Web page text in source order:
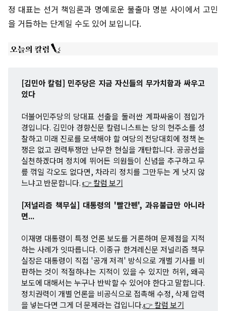
정 대표는 선거 책임론과 명예로운 불출마 명분 사이에서 고민
을 거듭하는 단계일 수도 있어 보입니다.
[김민아 칼럼] 민주당은 지금 자신들의 무가치함과 싸우고
있다
더불어민주당의 당대표 선출을 둘러싼 계파싸움이 점입가
경입니다. 김민아 경향신문 칼럼니스트는 당의 현주소를 성
찰하고 미래 진로를 모색해야 할 여당의 전당대회에 정책 논
쟁은 없고 권력투쟁만 난무한 현실을 개탄합니다. 공공선을
실천하겠다며 정치에 뛰어든 의원들이 신념을 추구하고 무
릎 꺾일 각오도 없다면, 차라리 정치를 그만두는 게 낫지 않
느냐고 반문합니다.👉 칼럼 보기
[저널리즘 책무실] 대통령의 '빨간펜', 과유불급만 아니라
면...
이재명 대통령이 특정 언론 보도를 거론하며 문제점을 지적
하는 사례가 잇따릅니다. 이종규 한겨레신문 저널리즘 책무
실장은 대통령이 직접 '공개 저격' 방식으로 개별 기사를 비
판하는 것이 적절하냐는 지적이 있을 수 있지만 허위, 왜곡
보도에 대해서는 누구나 반박할 수 있어야 한다고 말합니다.
정치권력이 개별 언론을 비공식으로 접촉해 수정, 삭제 압력
을 넣는다면 그게 더 문제라는 겁입니다.👉 칼럼 보기